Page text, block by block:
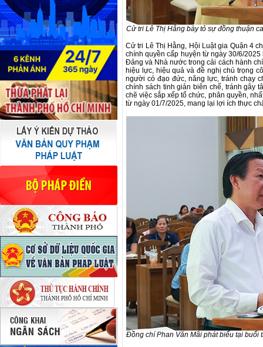
Cử tri Lê Thị Hằng bày tỏ sự đồng thuận
Cử tri Lê Thị Hằng, Hội Luật gia Quận 4
chính quyền cấp huyện từ ngày 30/6/
Đảng và Nhà nước trong cải cách hành
hiệu lực, hiệu quả và đề nghị chú trọng
người có đạo đức, năng lực, tránh chạy
chính sách tinh giản biên chế, tránh gây
chẽ việc sắp xếp tổ chức, phân quyền,
từ ngày 01/7/2025, mang lại lợi ích thực
Đồng chí Phan Văn Mãi phát biểu tại buổi